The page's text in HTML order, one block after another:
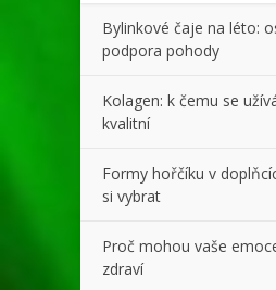
Bylinkové čaje na léto:
podpora pohody
Kolagen: k čemu se
kvalitní
Formy hořčíku v
si vybrat
Proč mohou vaše
zdraví